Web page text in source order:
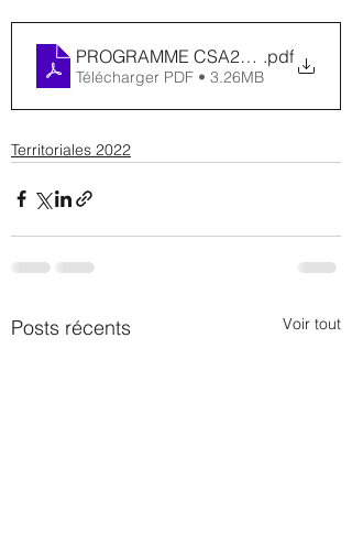
PROGRAMME CSA2022_WEB
.pdf
Télécharger PDF • 3.26MB
Territoriales 2022
Posts récents Voir tout